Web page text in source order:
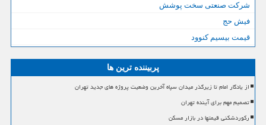
شرکت صنعتی سخت پوشش
فیش حج
قیمت بیسیم کنوود
پربیننده ترین ها
از یادگار امام تا زیرگذر میدان سپاه آخرین وضعیت پروژه های جدید تهران
تصمیم مهم برای آینده تهران
رکوردشکنی قیمتها در بازار مسکن